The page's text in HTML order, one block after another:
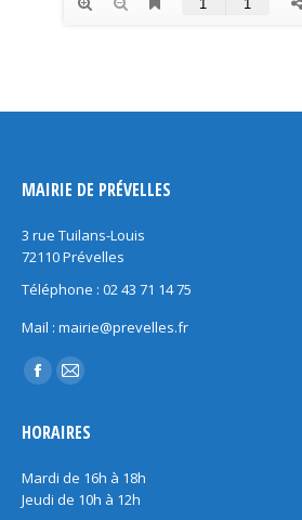
MAIRIE DE PRÉVELLES
3 rue Tuilans-Louis
72110 Prévelles
Téléphone : 02 43 71 14 75
Mail : mairie@prevelles.fr
Trouvez nous sur :
Facebook
opens
new
Mail
opens
in
new
HORAIRES
Mardi de 16h à 18h
Jeudi de 10h à 12h